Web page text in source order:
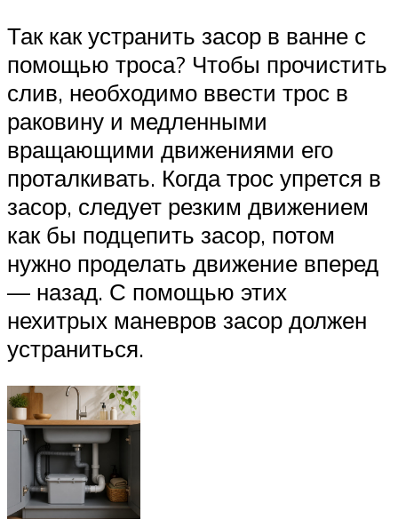
Так как устранить засор в ванне с
помощью троса? Чтобы прочистить
слив, необходимо ввести трос в
раковину и медленными
вращающими движениями его
проталкивать. Когда трос упрется в
засор, следует резким движением
как бы подцепить засор, потом
нужно проделать движение вперед
— назад. С помощью этих
нехитрых маневров засор должен
устраниться.